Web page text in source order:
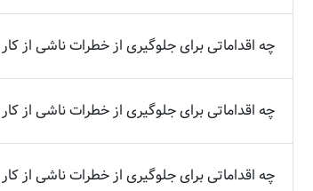
چه اقداماتی برای جلوگیری از خطرات ناشی از
چه اقداماتی برای جلوگیری از خطرات ناشی از
چه اقداماتی برای جلوگیری از خطرات ناشی از